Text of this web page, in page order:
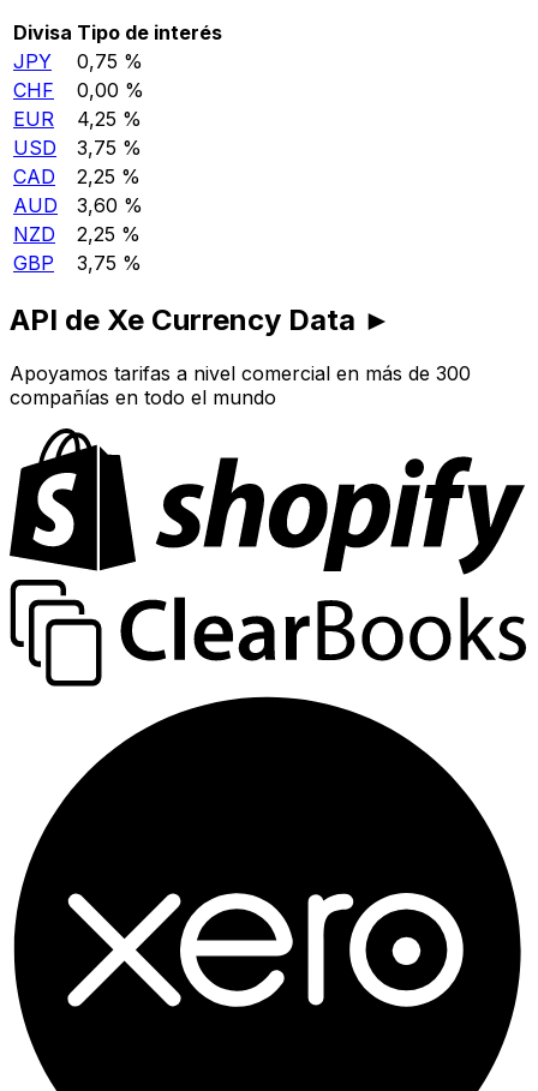
Divisa Tipo de interés
JPY
0,75 %
CHF
0,00 %
EUR
4,25 %
USD
3,75 %
CAD
2,25 %
AUD
3,60 %
NZD
2,25 %
GBP
3,75 %
API de Xe Currency Data ►
Apoyamos tarifas a nivel comercial en más de 300
compañías en todo el mundo